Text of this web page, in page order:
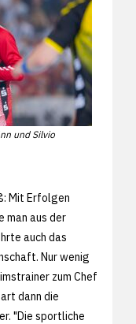
und Silvio
Mit Erfolgen
man aus der
auch das
Nur wenig
zum Chef
dann die
"Die sportliche